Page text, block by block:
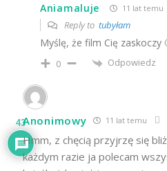
Aniamaluje 11 lat temu
Reply to tubyłam
Myślę, że film Cię zaskoczy
0 Odpowiedz
Anonimowy 11 lat temu
Hmm, z chęcią przyjrzę się
każdym razie ja polecam
43